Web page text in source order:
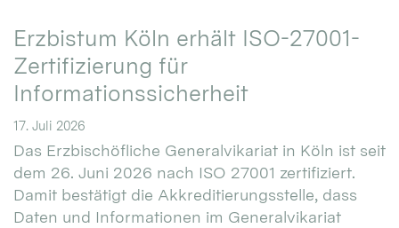
Erzbistum Köln erhält ISO-27001-
Zertifizierung für
Informationssicherheit
17. Juli 2026
Das Erzbischöfliche Generalvikariat in Köln ist seit
dem 26. Juni 2026 nach ISO 27001 zertifiziert.
Damit bestätigt die Akkreditierungsstelle, dass
Daten und Informationen im Generalvikariat